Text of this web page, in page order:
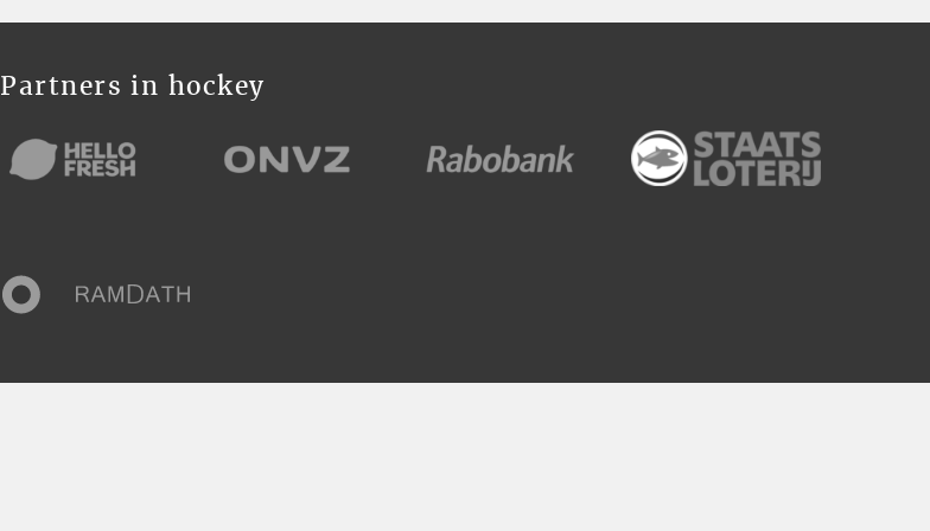
Partners in hockey